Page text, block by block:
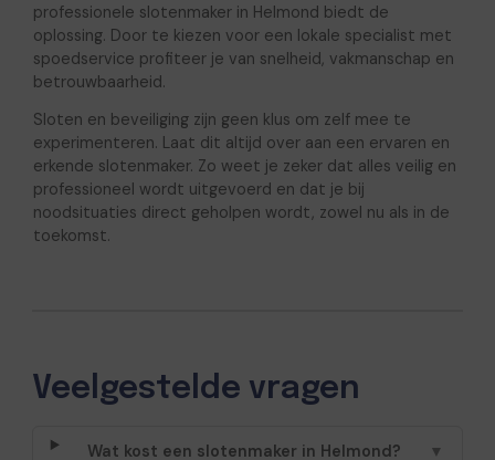
professionele slotenmaker in Helmond biedt de
oplossing. Door te kiezen voor een lokale specialist met
spoedservice profiteer je van snelheid, vakmanschap en
betrouwbaarheid.
Sloten en beveiliging zijn geen klus om zelf mee te
experimenteren. Laat dit altijd over aan een ervaren en
erkende slotenmaker. Zo weet je zeker dat alles veilig en
professioneel wordt uitgevoerd en dat je bij
noodsituaties direct geholpen wordt, zowel nu als in de
toekomst.
Veelgestelde vragen
Wat kost een slotenmaker in Helmond? ▼